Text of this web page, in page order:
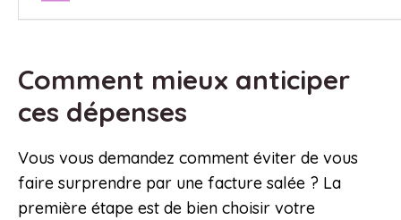
Comment mieux anticiper
ces dépenses
Vous vous demandez comment éviter de vous
faire surprendre par une facture salée ? La
première étape est de bien choisir votre